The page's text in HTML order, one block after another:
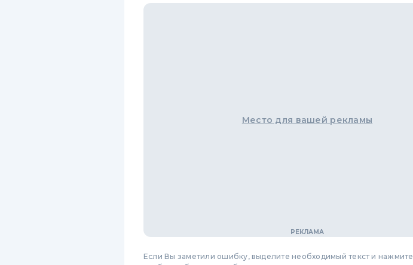
Место для вашей рекламы
Если Вы заметили ошибку, выделите необходимый текст и нажмите